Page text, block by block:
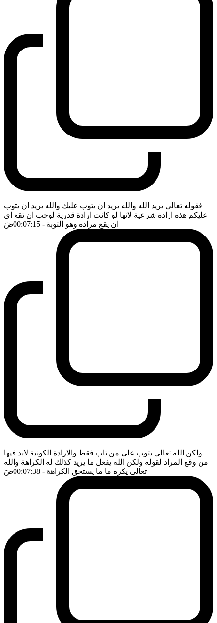
فقوله تعالى يريد الله والله يريد ان يتوب عليك والله يريد ان يتوب
عليكم هذه ارادة شرعية لانها لو كانت ارادة قدرية لوجب ان تقع اي
ان يقع مراده وهو التوبة - 00:07:15 ضَ
ولكن الله تعالى يتوب على من تاب فقط والارادة الكونية لابد فيها
من وقع المراد لقوله ولكن الله يفعل ما يريد كذلك له الكراهة والله
تعالى يكره ما ما يستحق الكراهة - 00:07:38 ضَ